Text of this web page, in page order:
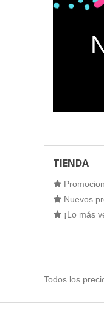
TIENDA
Nuevos
¡Lo más
Todos los